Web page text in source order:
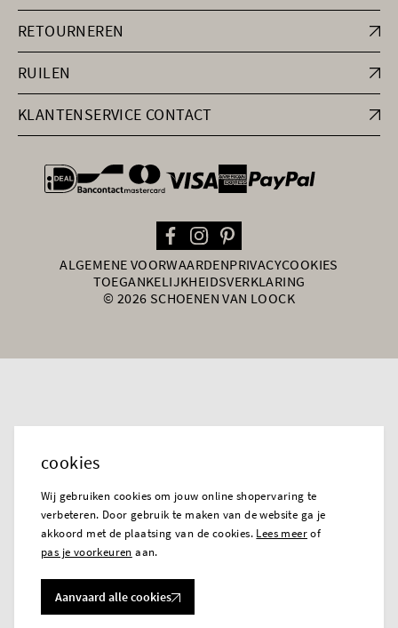
RETOURNEREN
RUILEN
KLANTENSERVICE CONTACT
general.paymentOptions
ALGEMENE VOORWAARDENPRIVACYCOOKIES
TOEGANKELIJKHEIDSVERKLARING
© 2026 SCHOENEN VAN LOOCK
cookies
Wij gebruiken cookies om jouw online shopervaring te
verbeteren. Door gebruik te maken van de website ga je
akkoord met de plaatsing van de cookies. Lees meerof
pas je voorkeuren aan.
Aanvaard alle cookies